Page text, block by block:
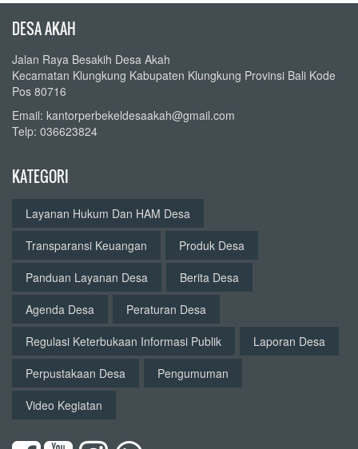
DESA AKAH
Jalan Raya Besakih Desa Akah
Kecamatan Klungkung Kabupaten Klungkung Provinsi Bali Kode
Pos 80716
Email: kantorperbekeldesaakah@gmail.com
Telp: 036623824
KATEGORI
Layanan Hukum Dan HAM Desa
Transparansi Keuangan
Produk Desa
Panduan Layanan Desa
Berita Desa
Agenda Desa
Peraturan Desa
Regulasi Keterbukaan Informasi Publik
Laporan Desa
Perpustakaan Desa
Pengumuman
Video Kegiatan